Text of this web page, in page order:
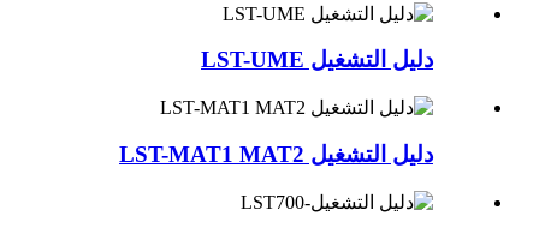
دليل التشغيل LST-UME
دليل التشغيل LST-MAT1 MAT2